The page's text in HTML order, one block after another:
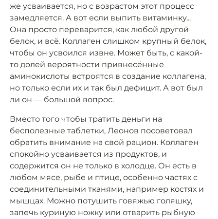
же усваивается, но с возрастом этот процесс
замедляется. А вот если выпить витаминку...
Она просто переварится, как любой другой
белок, и всё. Коллаген слишком крупный белок,
чтобы он усвоился извне. Может быть, с какой-
то долей вероятности привнесённые
аминокислоты встроятся в создание коллагена,
но только если их и так был дефицит. А вот был
ли он — большой вопрос.
Вместо того чтобы тратить деньги на
бесполезные таблетки, Леонов посоветовал
обратить внимание на свой рацион. Коллаген
спокойно усваивается из продуктов, и
содержится он не только в холодце. Он есть в
любом мясе, рыбе и птице, особенно частях с
соединительными тканями, например костях и
мышцах. Можно потушить говяжью голяшку,
запечь куриную ножку или отварить рыбную